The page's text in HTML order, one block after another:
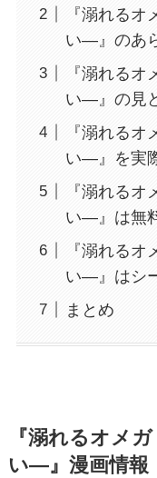
『溺れる
い―』のあ
『溺れる
い―』の見
『溺れる
い―』を実
『溺れる
い―』は無
『溺れる
い―』はシ
まとめ
『溺れるオメ
い―』漫画情報